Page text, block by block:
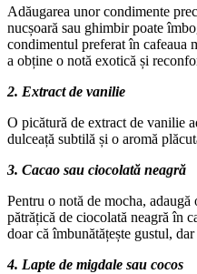
Adăugarea unor condimente
nucșoară sau ghimbir poate
condimentul preferat în cafeaua
a obține o notă exotică și
2. Extract de vanilie
O picătură de extract de vanilie
dulceață subtilă și o aromă
3. Cacao sau ciocolată neagră
Pentru o notă de mocha,
pătrățică de ciocolată neagră în
doar că îmbunătățește gustul,
4. Lapte de migdale sau cocos